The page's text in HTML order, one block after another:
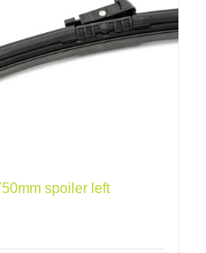
spoiler left